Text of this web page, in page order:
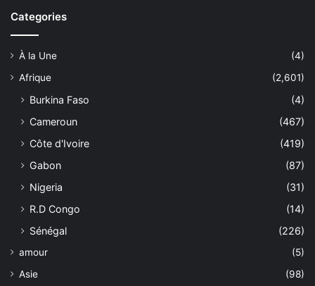
Categories
À la Une
(4)
Afrique
(2,601)
Burkina Faso
(4)
Cameroun
(467)
Côte d'Ivoire
(419)
Gabon
(87)
Nigeria
(31)
R.D Congo
(14)
Sénégal
(226)
amour
(5)
Asie
(98)